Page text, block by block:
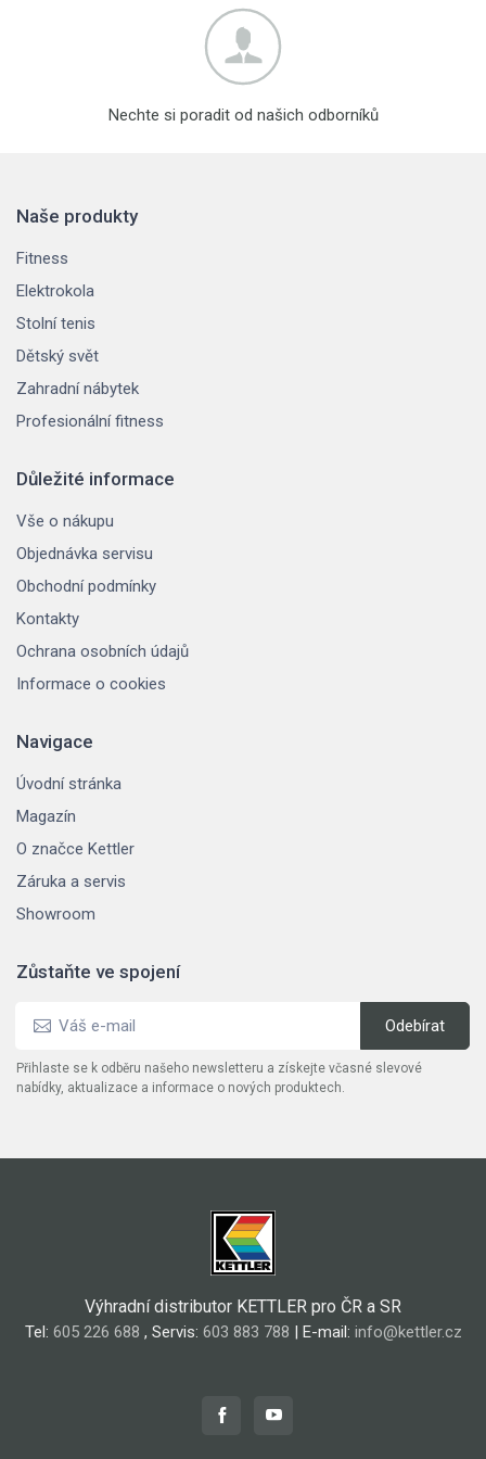
Nechte si poradit od našich odborníků
Naše produkty
Fitness
Elektrokola
Stolní tenis
Dětský svět
Zahradní nábytek
Profesionální fitness
Důležité informace
Vše o nákupu
Objednávka servisu
Obchodní podmínky
Kontakty
Ochrana osobních údajů
Informace o cookies
Navigace
Úvodní stránka
Magazín
O značce Kettler
Záruka a servis
Showroom
Zůstaňte ve spojení
Přihlaste se k odběru našeho newsletteru a získejte včasné slevové
nabídky, aktualizace a informace o nových produktech.
Výhradní distributor KETTLER pro ČR a SR
Tel: 605 226 688 , Servis: 603 883 788 | E-mail: info@kettler.cz